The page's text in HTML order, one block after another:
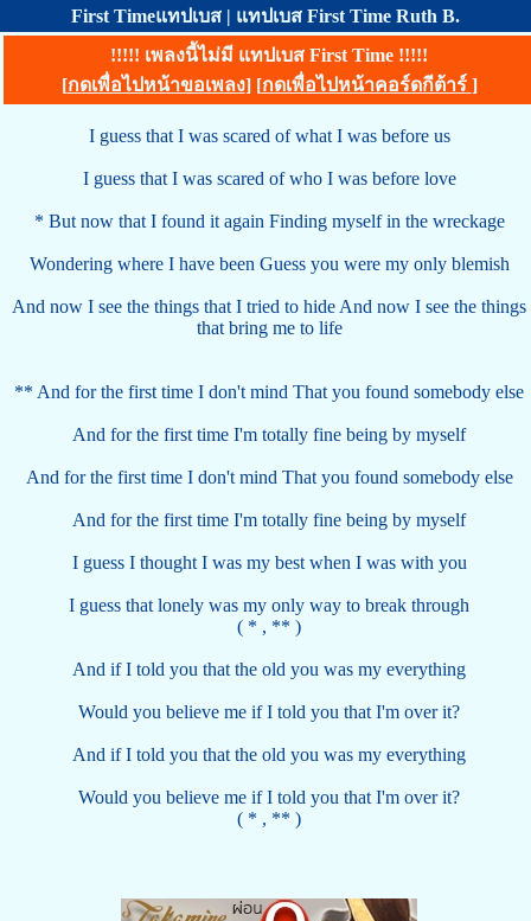
First Timeแทปเบส | แทปเบส First Time Ruth B.
!!!!! เพลงนี้ไม่มี แทปเบส First Time !!!!!
[กดเพื่อไปหน้าขอเพลง] [กดเพื่อไปหน้าคอร์ดกีต้าร์ ]
I guess that I was scared of what I was before us
I guess that I was scared of who I was before love
* But now that I found it again Finding myself in the wreckage
Wondering where I have been Guess you were my only blemish
And now I see the things that I tried to hide And now I see the things
that bring me to life
** And for the first time I don't mind That you found somebody else
And for the first time I'm totally fine being by myself
And for the first time I don't mind That you found somebody else
And for the first time I'm totally fine being by myself
I guess I thought I was my best when I was with you
I guess that lonely was my only way to break through
( * , ** )
And if I told you that the old you was my everything
Would you believe me if I told you that I'm over it?
And if I told you that the old you was my everything
Would you believe me if I told you that I'm over it?
( * , ** )